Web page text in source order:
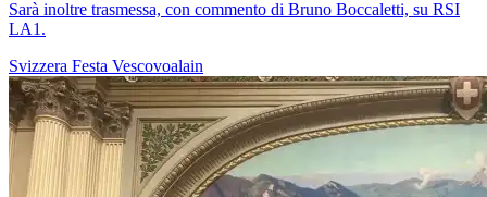
Sarà inoltre trasmessa, con commento di Bruno Boccaletti, su RSI
LA1.
Svizzera Festa Vescovoalain